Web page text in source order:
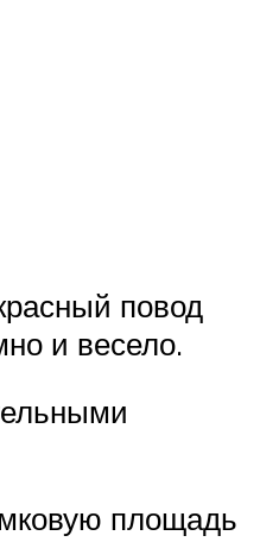
повод
и весело.
площадь